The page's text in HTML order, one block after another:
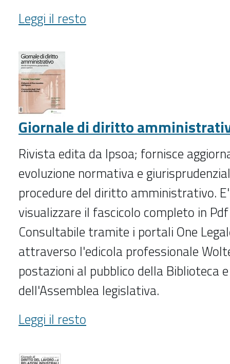
Gazzetta
degli
Locali
-
Leggi il resto
Giornale di diritto
Rivista edita da Ipsoa; fornisce
evoluzione normativa e
procedure del diritto amministrativo.
visualizzare il fascicolo completo in
Consultabile tramite i portali One
attraverso l'edicola professionale
postazioni al pubblico della Biblioteca
dell'Assemblea legislativa.
Giornale
di
amministrativo
Leggi il resto